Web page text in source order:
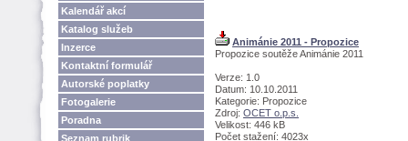
Kalendář akcí
Katalog služeb
Inzerce
Kontaktní formulář
Autorské poplatky
Fotogalerie
Poradna
Seznam rubrik
Animánie 2011 - Propozice
Propozice soutěže Animánie 2011
Verze: 1.0
Datum: 10.10.2011
Kategorie: Propozice
Zdroj: OCET o.p.s.
Velikost: 446 kB
Počet stažení: 4023x